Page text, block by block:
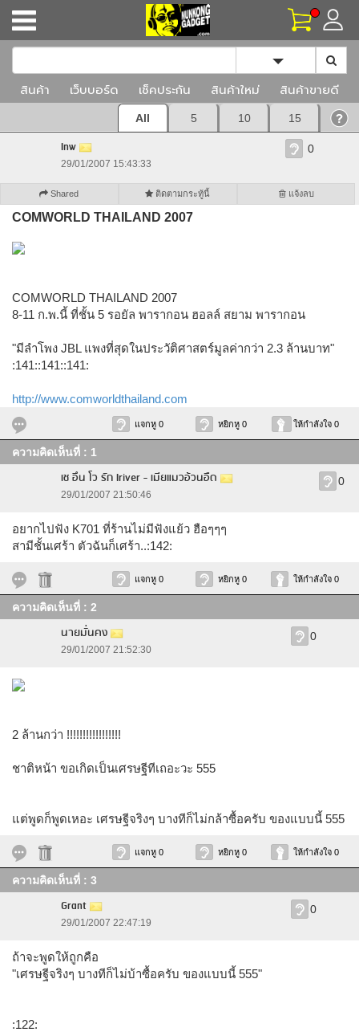
Toggle
สินค้า เว็บบอร์ด เช็คประกัน สินค้าใหม่ สินค้าขายดี
All 5 10 15
Inw
29/01/2007 15:43:33
0
Shared ติดตามกระทู้นี้ แจ้งลบ
COMWORLD THAILAND 2007
COMWORLD THAILAND 2007
8-11 ก.พ.นี้ ที่ชั้น 5 รอยัล พารากอน ฮอลล์ สยาม พารากอน
"มีลำโพง JBL แพงที่สุดในประวัติศาสตร์มูลค่ากว่า 2.3 ล้านบาท"
:141::141::141:
http://www.comworldthailand.com
แจกหู 0 หยิกหู 0 ให้กำลังใจ 0
ความคิดเห็นที่ : 1
เช อึน โว รัก Iriver - เมียแมวอ้วนอืด
29/01/2007 21:50:46
0
อยากไปฟัง K701 ที่ร้านไม่มีฟังแย้ว ฮือๆๆๆ
สามีชั้นเศร้า ตัวฉันก็เศร้า..:142:
แจกหู 0 หยิกหู 0 ให้กำลังใจ 0
ความคิดเห็นที่ : 2
นายมั่นคง
29/01/2007 21:52:30
0
2 ล้านกว่า !!!!!!!!!!!!!!!!!
ชาติหน้า ขอเกิดเป็นเศรษฐีทีเถอะวะ 555
แต่พูดก็พูดเหอะ เศรษฐีจริงๆ บางทีก็ไม่กล้าซื้อครับ ของแบบนี้ 555
แจกหู 0 หยิกหู 0 ให้กำลังใจ 0
ความคิดเห็นที่ : 3
Grant
29/01/2007 22:47:19
0
ถ้าจะพูดให้ถูกคือ
"เศรษฐีจริงๆ บางทีก็ไม่บ้าซื้อครับ ของแบบนี้ 555"
:122: